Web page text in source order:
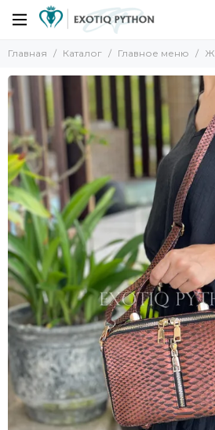
Главная Каталог Главное меню